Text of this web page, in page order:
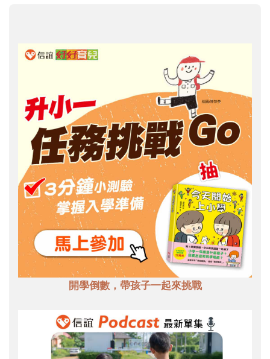
開學倒數，帶孩子一起來挑戰